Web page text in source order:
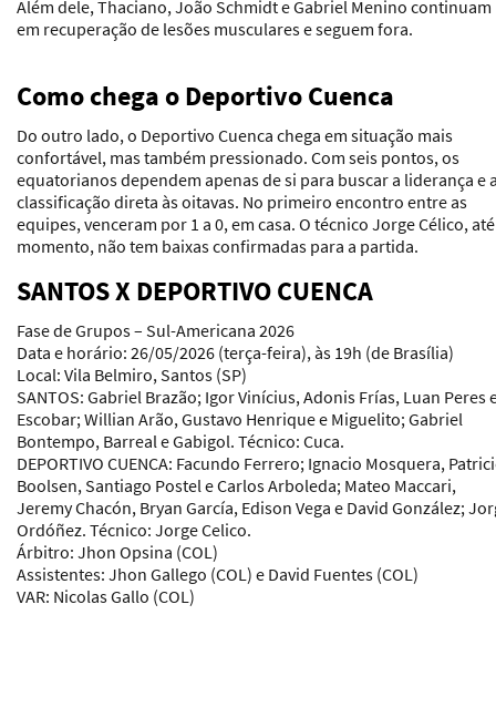
Além dele, Thaciano, João Schmidt e Gabriel Menino continuam
em recuperação de lesões musculares e seguem fora.
Como chega o Deportivo Cuenca
Do outro lado, o Deportivo Cuenca chega em situação mais
confortável, mas também pressionado. Com seis pontos, os
equatorianos dependem apenas de si para buscar a liderança e
classificação direta às oitavas. No primeiro encontro entre as
equipes, venceram por 1 a 0, em casa. O técnico Jorge Célico,
momento, não tem baixas confirmadas para a partida.
SANTOS X DEPORTIVO CUENCA
Fase de Grupos – Sul-Americana 2026
Data e horário: 26/05/2026 (terça-feira), às 19h (de Brasília)
Local: Vila Belmiro, Santos (SP)
SANTOS: Gabriel Brazão; Igor Vinícius, Adonis Frías, Luan Peres
Escobar; Willian Arão, Gustavo Henrique e Miguelito; Gabriel
Bontempo, Barreal e Gabigol. Técnico: Cuca.
DEPORTIVO CUENCA: Facundo Ferrero; Ignacio Mosquera,
Boolsen, Santiago Postel e Carlos Arboleda; Mateo Maccari,
Jeremy Chacón, Bryan García, Edison Vega e David González;
Ordóñez. Técnico: Jorge Celico.
Árbitro: Jhon Opsina (COL)
Assistentes: Jhon Gallego (COL) e David Fuentes (COL)
VAR: Nicolas Gallo (COL)